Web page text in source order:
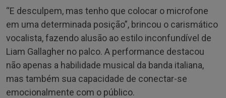
“E desculpem, mas tenho que colocar o microfone
em uma determinada posição”, brincou o carismático
vocalista, fazendo alusão ao estilo inconfundível de
Liam Gallagher no palco. A performance destacou
não apenas a habilidade musical da banda italiana,
mas também sua capacidade de conectar-se
emocionalmente com o público.